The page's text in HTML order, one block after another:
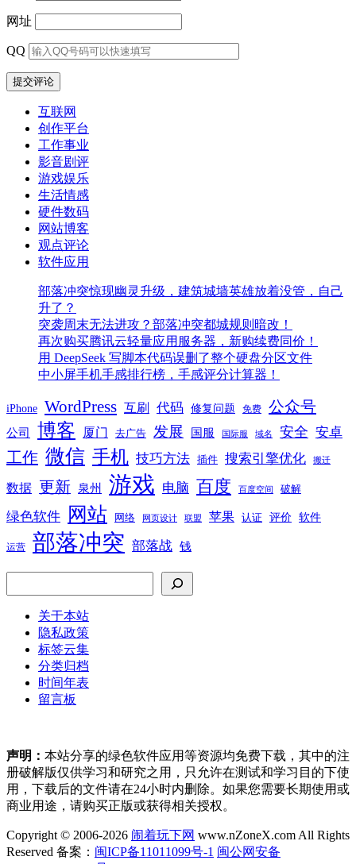
网址
QQ
互联网
创作平台
工作事业
影音剧评
游戏娱乐
生活情感
硬件数码
网站博客
观点评论
软件应用
部落冲突惊现幽灵升级，建筑城墙英雄放着没管，自己
升了？
突袭周末无法进攻？部落冲突都城规则暗改！
再次购买腾讯云轻量应用服务器，新购续费同价！
用 DeepSeek 写脚本代码误删了整个硬盘分区文件
中小屏手机手感排行榜，手感评分计算器！
iPhone WordPress 互刷 代码 修复问题 免费 公众号
公司 博客 厦门 去广告 发展 国服 国际服 域名 安全 安卓
工作 微信 手机 技巧方法 插件 搜索引擎优化 搬迁
数据 更新 泉州 游戏 电脑 百度 百度空间 破解
绿色软件 网站 网络 网页设计 联盟 苹果 认证 评价 软件
运营 部落冲突 部落战 钱
关于本站
隐私政策
标签云集
分类归档
时间年表
留言板
声明： 本站分享的绿色软件应用等资源均免费下载，其中的注
册破解版仅供学习和研究之用，只允许在测试和学习目的下使
用，下载后的文件请在24小时内删除。如果您需要长期使用或
商业用途，请购买正版或获得相关授权。
Copyright © 2006-2026 闹着玩下网 www.nZoneX.com All Rights
Reserved 备案： 闽ICP备11011099号-1 闽公网安备